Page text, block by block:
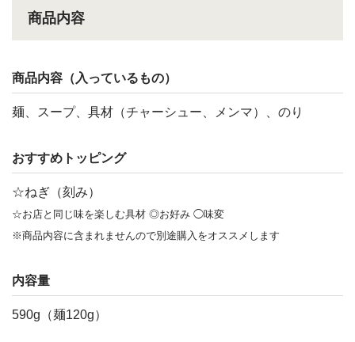
商品内容
商品内容（入っているもの）
麺、スープ、具材（チャーシュー、メンマ）、のり
おすすめトッピング
☆ねぎ（刻み）
☆お店と同じ味を楽しむ具材 ◎お好み ◯味変
※商品内容に含まれませんので別途購入をオススメします
内容量
590g（麺120g）